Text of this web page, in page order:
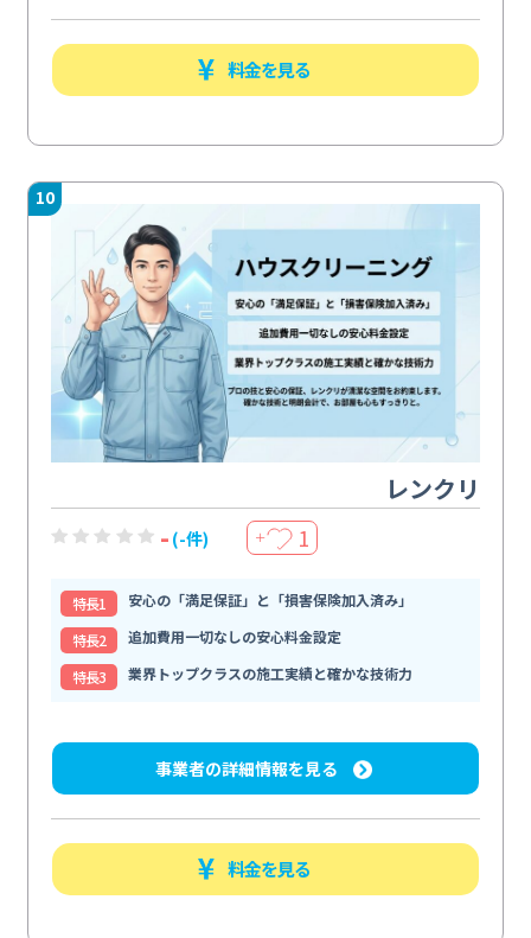
料金を見る
10
レンクリ
- (-件) ＋ 1
特⻑1
安心の「満足保証」と「損害保険加入済み」
特⻑2
追加費用一切なしの安心料金設定
特⻑3
業界トップクラスの施工実績と確かな技術力
事業者の詳細情報を見る
料金を見る